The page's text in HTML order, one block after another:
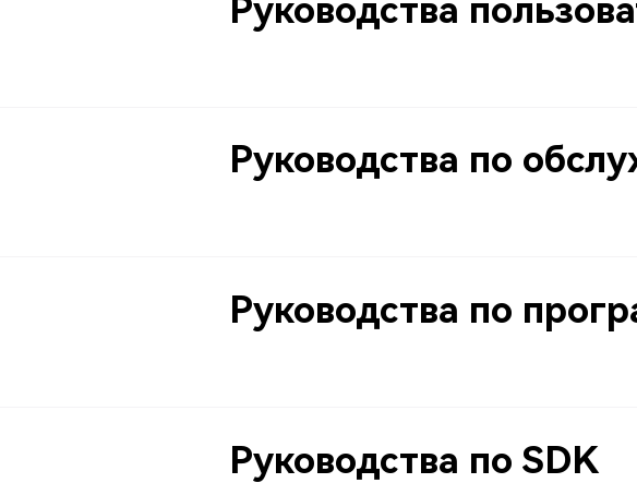
Руководства
Руководства по
Руководства по
Руководства по SDK